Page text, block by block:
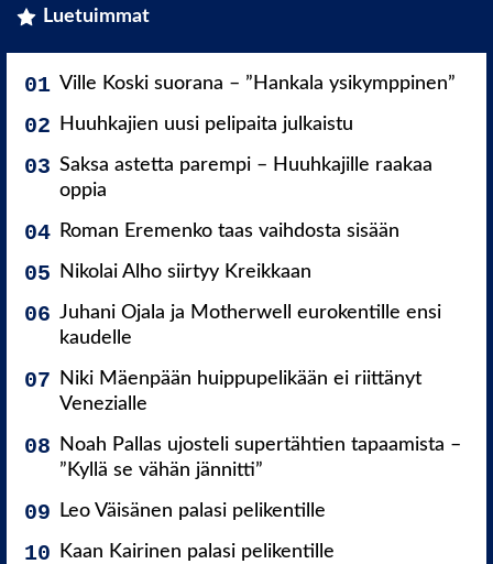
Luetuimmat
Ville Koski suorana – ”Hankala ysikymppinen”
Huuhkajien uusi pelipaita julkaistu
Saksa astetta parempi – Huuhkajille raakaa
oppia
Roman Eremenko taas vaihdosta sisään
Nikolai Alho siirtyy Kreikkaan
Juhani Ojala ja Motherwell eurokentille ensi
kaudelle
Niki Mäenpään huippupelikään ei riittänyt
Venezialle
Noah Pallas ujosteli supertähtien tapaamista –
”Kyllä se vähän jännitti”
Leo Väisänen palasi pelikentille
Kaan Kairinen palasi pelikentille